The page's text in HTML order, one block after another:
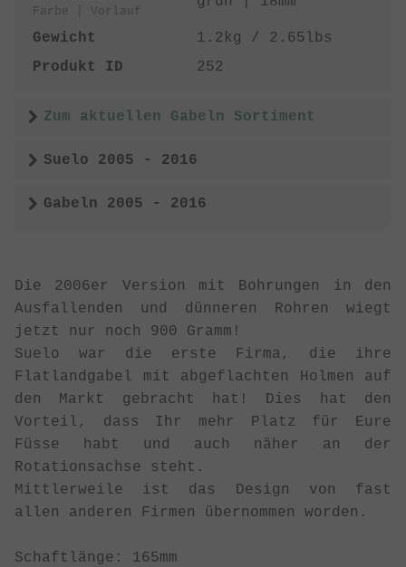
Farbe | Vorlauf
Gewicht
1.2kg / 2.65lbs
Produkt ID
252
Zum aktuellen Gabeln Sortiment
Suelo 2005 - 2016
Gabeln 2005 - 2016
Die 2006er Version mit Bohrungen in den
Ausfallenden und dünneren Rohren wiegt
jetzt nur noch 900 Gramm!
Suelo war die erste Firma, die ihre
Flatlandgabel mit abgeflachten Holmen auf
den Markt gebracht hat! Dies hat den
Vorteil, dass Ihr mehr Platz für Eure
Füsse habt und auch näher an der
Rotationsachse steht.
Mittlerweile ist das Design von fast
allen anderen Firmen übernommen worden.
Schaftlänge: 165mm